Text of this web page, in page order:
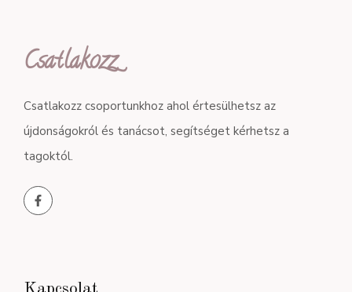
Csatlakozz
Csatlakozz csoportunkhoz ahol értesülhetsz az
újdonságokról és tanácsot, segítséget kérhetsz a
tagoktól.